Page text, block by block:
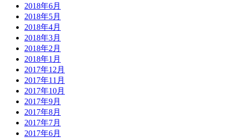
2018年6月
2018年5月
2018年4月
2018年3月
2018年2月
2018年1月
2017年12月
2017年11月
2017年10月
2017年9月
2017年8月
2017年7月
2017年6月